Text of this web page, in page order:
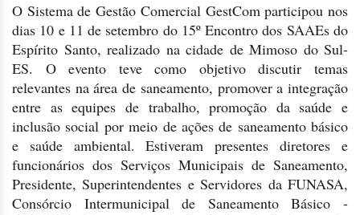
O Sistema de Gestão Comercial GestCom participou nos
dias 10 e 11 de setembro do 15º Encontro dos SAAEs do
Espírito Santo, realizado na cidade de Mimoso do Sul-
ES. O evento teve como objetivo discutir temas
relevantes na área de saneamento, promover a integração
entre as equipes de trabalho, promoção da saúde e
inclusão social por meio de ações de saneamento básico
e saúde ambiental. Estiveram presentes diretores e
funcionários dos Serviços Municipais de Saneamento,
Presidente, Superintendentes e Servidores da FUNASA,
Consórcio Intermunicipal de Saneamento Básico -